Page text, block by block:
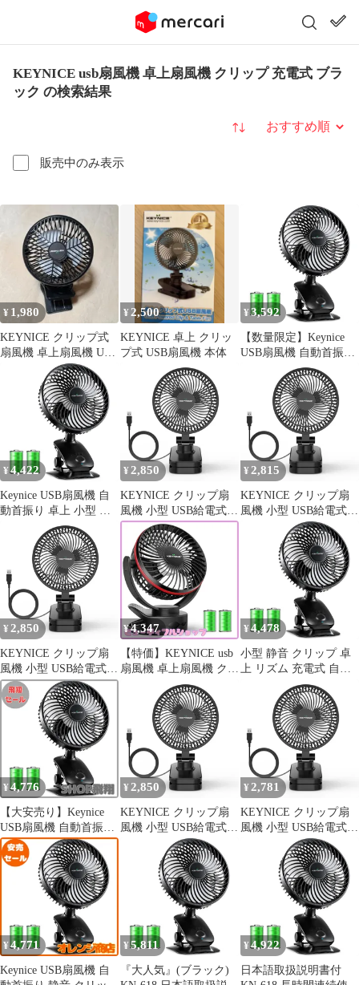
KEYNICE usb扇風機 卓上扇風機 クリップ 充電式 ブラ
ック の検索結果
販売中のみ表示
並び替え
¥ 1,980
KEYNICE クリップ式
扇風機 卓上扇風機 USB
充電式 線の長さ約
¥ 2,500
KEYNICE 卓上 クリッ
プ式 USB扇風機 本体
¥3,592
【数量限定】Keynice
USB扇風機 自動首振り
卓上 小型 静音 クリッ
プ リズム 充電式 節電
壁掛け USBファン 風量
4段階調節 長時間連続
使用 日本語取扱説明書
付 KN-618 (ブラック)
¥4,422
Keynice USB扇風機 自
動首振り 卓上 小型 静
音 クリップ リズム 充
電式 節電 壁掛け USB
ファン 風量4段階調節
長時間連続使用 日本語
取扱説明書付 KN-618
(ブラック)
¥2,850
KEYNICE クリップ扇
風機 小型 USB給電式
DCモーター静音 360度
調整 卓上／壁掛け KN-
893 ブラック 1
¥2,815
KEYNICE クリップ扇
風機 小型 USB給電式
DCモーター静音 360度
調整 卓上／壁掛け KN-
893 ブラック 0
¥2,850
KEYNICE クリップ扇
風機 小型 USB給電式
DCモーター静音 360度
調整 卓上／壁掛け KN-
893 ブラック 0
¥4,347
【特価】KEYNICE usb
扇風機 卓上扇風機 クリ
ップ 充電式 usbファン
超強風 静音 風量4段階
調節 360度角度調整 長
時間連続使用 LEDライ
ト機能付き ブラック
¥4,478
小型 静音 クリップ 卓
上 リズム 充電式 自動
首振り 節電 壁掛け
USBファン USB扇風機
風量4段階調節 長時間
連続使用 日本語取扱説
明書付 Keynice KN-618
(ブラック)
¥4,776
【大安売り】Keynice
USB扇風機 自動首振り
卓上 小型 静音 クリッ
プ リズム 充電式 節電
壁掛け USBファン 風量
4段階調節 長時間連続
使用 日本語取扱説明書
付 KN-618 (ブラック)
¥2,850
KEYNICE クリップ扇
風機 小型 USB給電式
DCモーター静音 360度
調整 卓上／壁掛け KN-
893 ブラック 0
¥2,781
KEYNICE クリップ扇
風機 小型 USB給電式
DCモーター静音 360度
調整 卓上／壁掛け KN-
893 ブラック 0
¥4,771
Keynice USB扇風機 自
¥5,811
『大人気』(ブラック)
¥4,922
日本語取扱説明書付